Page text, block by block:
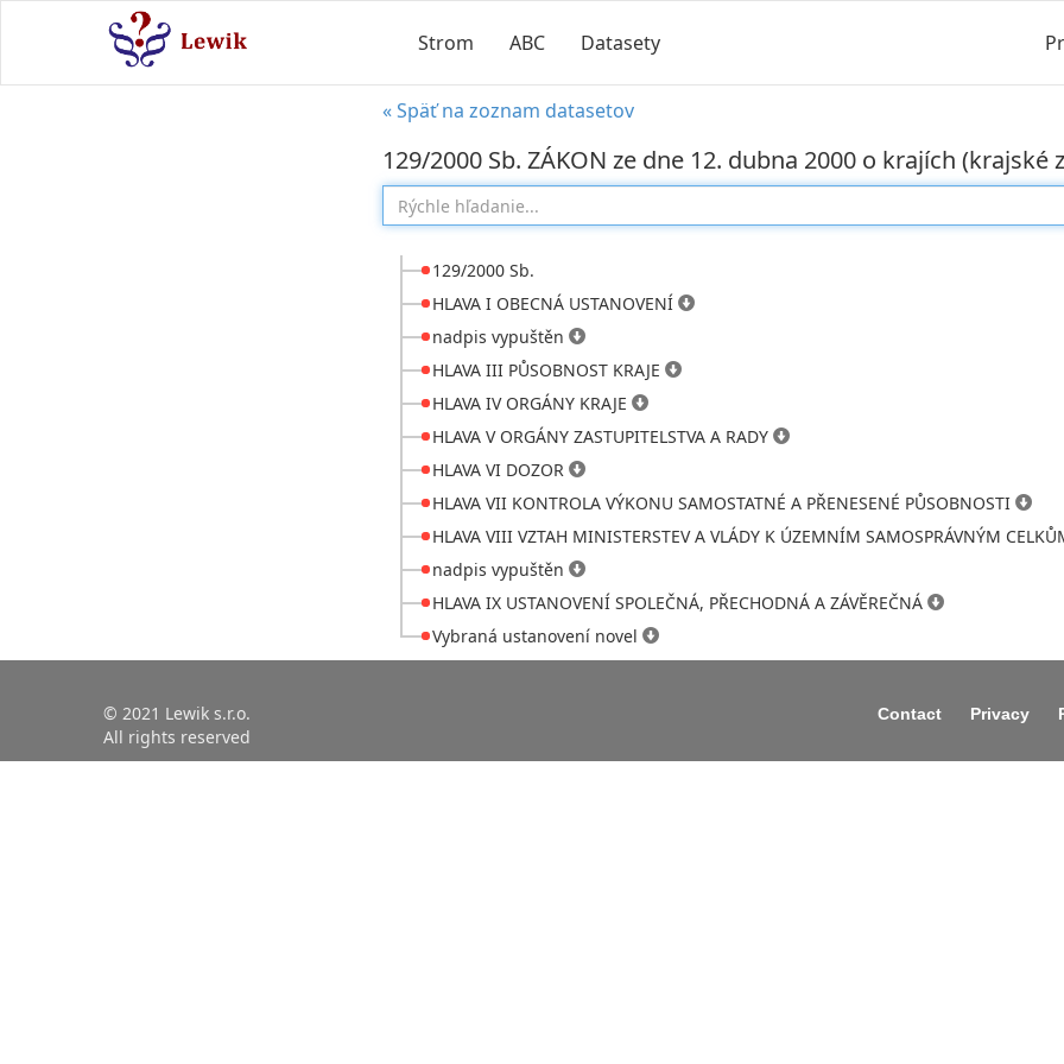
Strom ABC Datasety
« Späť na zoznam datasetov
129/2000 Sb. ZÁKON ze dne 12. dubna 2000 o krajích (krajské
129/2000 Sb.
HLAVA I OBECNÁ USTANOVENÍ
nadpis vypuštěn
HLAVA III PŮSOBNOST KRAJE
HLAVA IV ORGÁNY KRAJE
HLAVA V ORGÁNY ZASTUPITELSTVA A RADY
HLAVA VI DOZOR
HLAVA VII KONTROLA VÝKONU SAMOSTATNÉ A PŘENESENÉ PŮSOBNOSTI
HLAVA VIII VZTAH MINISTERSTEV A VLÁDY K ÚZEMNÍM SAMOSPRÁVNÝM
nadpis vypuštěn
HLAVA IX USTANOVENÍ SPOLEČNÁ, PŘECHODNÁ A ZÁVĚREČNÁ
Vybraná ustanovení novel
Contact Privacy
© 2021 Lewik s.r.o.
All rights reserved